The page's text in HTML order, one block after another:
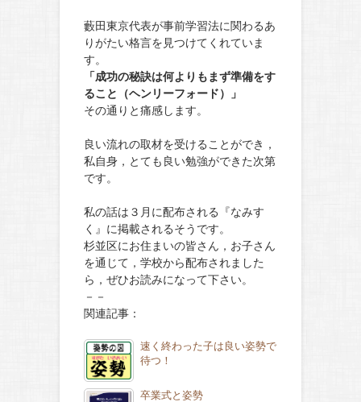
藪田東京代表が事前学習法に関わるあ
りがたい格言を見つけてくれていま
す。
「成功の秘訣は何よりもまず準備をす
ること（ヘンリーフォード）」
その通りと痛感します。
良い流れの取材を受けることができ，
私自身，とても良い勉強ができた次第
です。
私の話は３月に配布される『なみす
く』に掲載されるそうです。
杉並区にお住まいの皆さん，お子さん
を通じて，学校から配布されました
ら，ぜひお読みになって下さい。
－－
関連記事：
速く終わった子は良い姿勢で
待つ！
卒業式と姿勢